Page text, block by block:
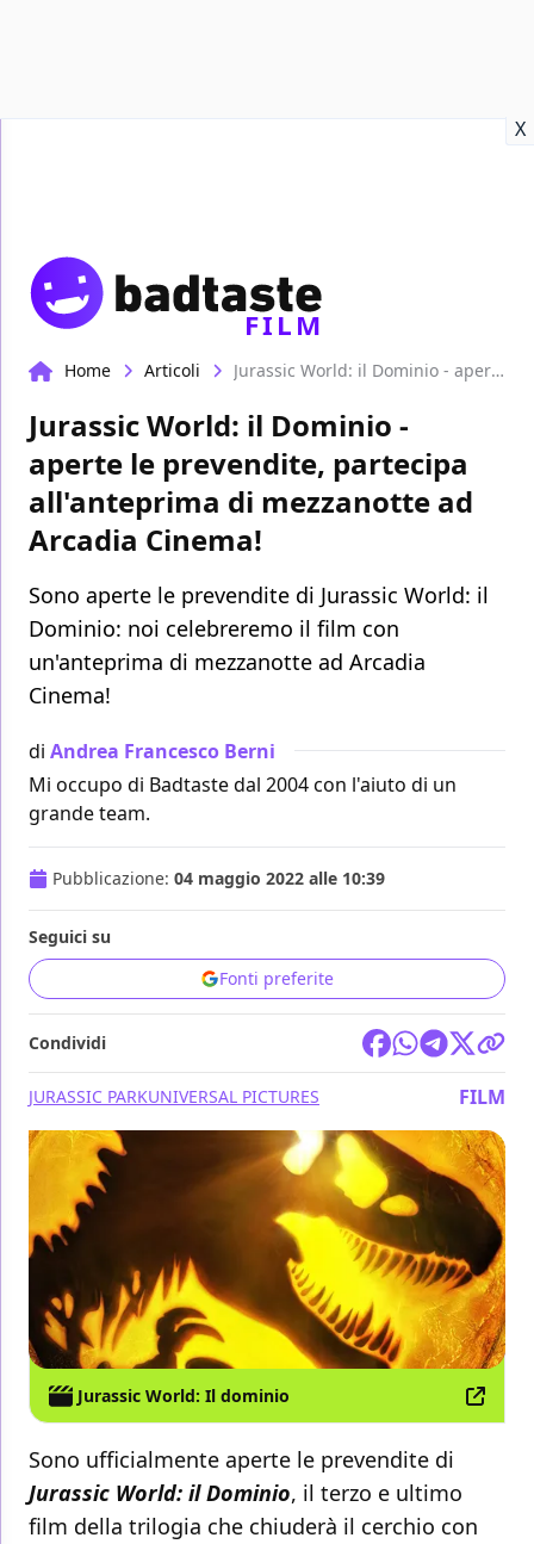
X
FILM
Home Articoli Jurassic World: il Dominio - aperte le prevendite, partecipa all'anteprima di mezzanotte ad Arcadia Cinema!
Jurassic World: il Dominio -
aperte le prevendite, partecipa
all'anteprima di mezzanotte ad
Arcadia Cinema!
Sono aperte le prevendite di Jurassic World: il
Dominio: noi celebreremo il film con
un'anteprima di mezzanotte ad Arcadia
Cinema!
di Andrea Francesco Berni
Mi occupo di Badtaste dal 2004 con l'aiuto di un
grande team.
Pubblicazione: 04 maggio 2022 alle 10:39
Seguici su
Fonti preferite
Condividi
JURASSIC PARKUNIVERSAL PICTURES FILM
Jurassic World: Il dominio
Sono ufficialmente aperte le prevendite di
Jurassic World: il Dominio, il terzo e ultimo
film della trilogia che chiuderà il cerchio con